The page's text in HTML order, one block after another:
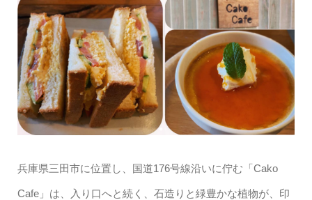
兵庫県三田市に位置し、国道176号線沿いに佇む「Cako
Cafe」は、入り口へと続く、石造りと緑豊かな植物が、印